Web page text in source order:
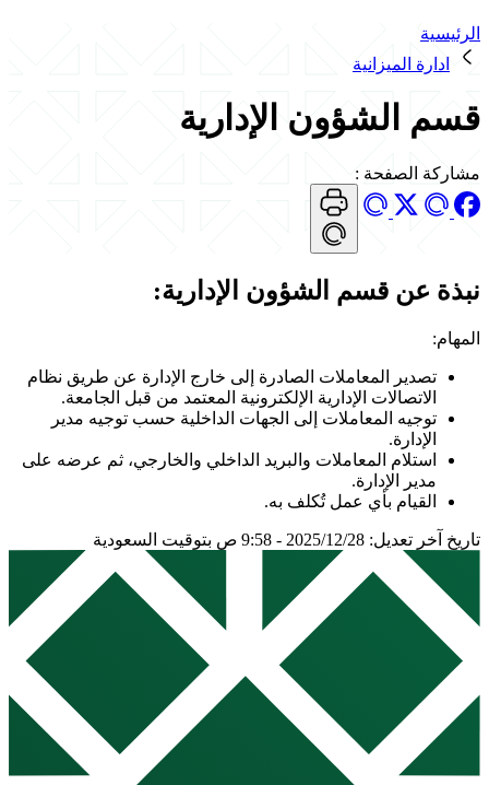
الرئيسية
ادارة الميزانية
قسم الشؤون الإدارية
مشاركة الصفحة :
نبذة عن قسم الشؤون الإدارية:
المهام:
تصدير المعاملات الصادرة إلى خارج الإدارة عن طريق نظام
الاتصالات الإدارية الإلكترونية المعتمد من قبل الجامعة.
توجيه المعاملات إلى الجهات الداخلية حسب توجيه مدير
الإدارة.
استلام المعاملات والبريد الداخلي والخارجي، ثم عرضه على
مدير الإدارة.
القيام بأي عمل تُكلف به.
تاريخ آخر تعديل: 2025/12/28 - 9:58 ص بتوقيت السعودية